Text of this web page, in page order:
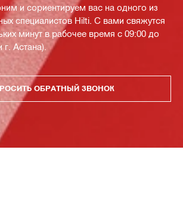
и сориентируем вас на одного из
специалистов Hilti. С вами свяжутся
минут в рабочее время с 09:00 до
Астана).
ОБРАТНЫЙ ЗВОНОК